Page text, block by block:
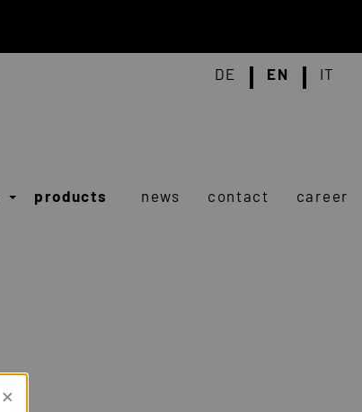
products news contact career
DE EN IT
×